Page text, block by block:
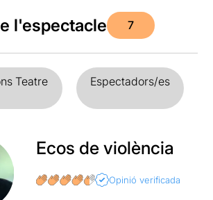
l'espectacle 7
Teatre
Espectadors/es
Ecos de violència
Opinió verificada